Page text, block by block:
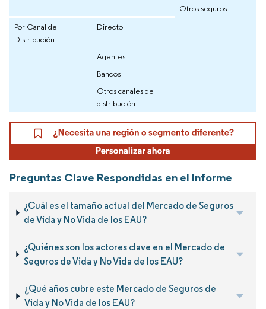
Otros seguros
Por Canal de
Distribución
Directo
Agentes
Bancos
Otros canales de
distribución
Preguntas Clave Respondidas en el Informe
¿Cuál es el tamaño actual del Mercado de Seguros
de Vida y No Vida de los EAU?
¿Quiénes son los actores clave en el Mercado de
Seguros de Vida y No Vida de los EAU?
¿Qué años cubre este Mercado de Seguros de
Vida y No Vida de los EAU?